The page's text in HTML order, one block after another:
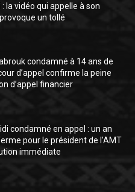
la vidéo qui appelle à son
un tollé
condamné à 14 ans de
d’appel confirme la peine
d’appel financier
condamné en appel : un an
pour le président de l’AMT
immédiate